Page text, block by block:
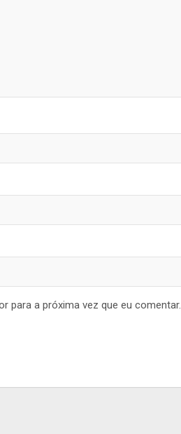
para a próxima vez que eu comentar.